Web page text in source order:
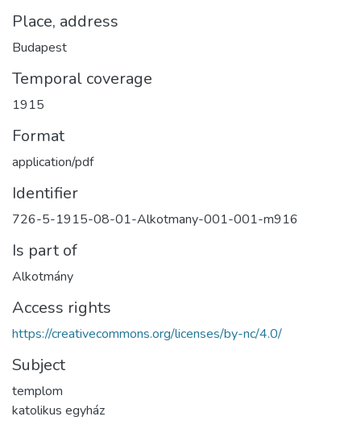
Place, address
Budapest
Temporal coverage
1915
Format
application/pdf
Identifier
726-5-1915-08-01-Alkotmany-001-001-m916
Is part of
Alkotmány
Access rights
https://creativecommons.org/licenses/by-nc/4.0/
Subject
templom
katolikus egyház